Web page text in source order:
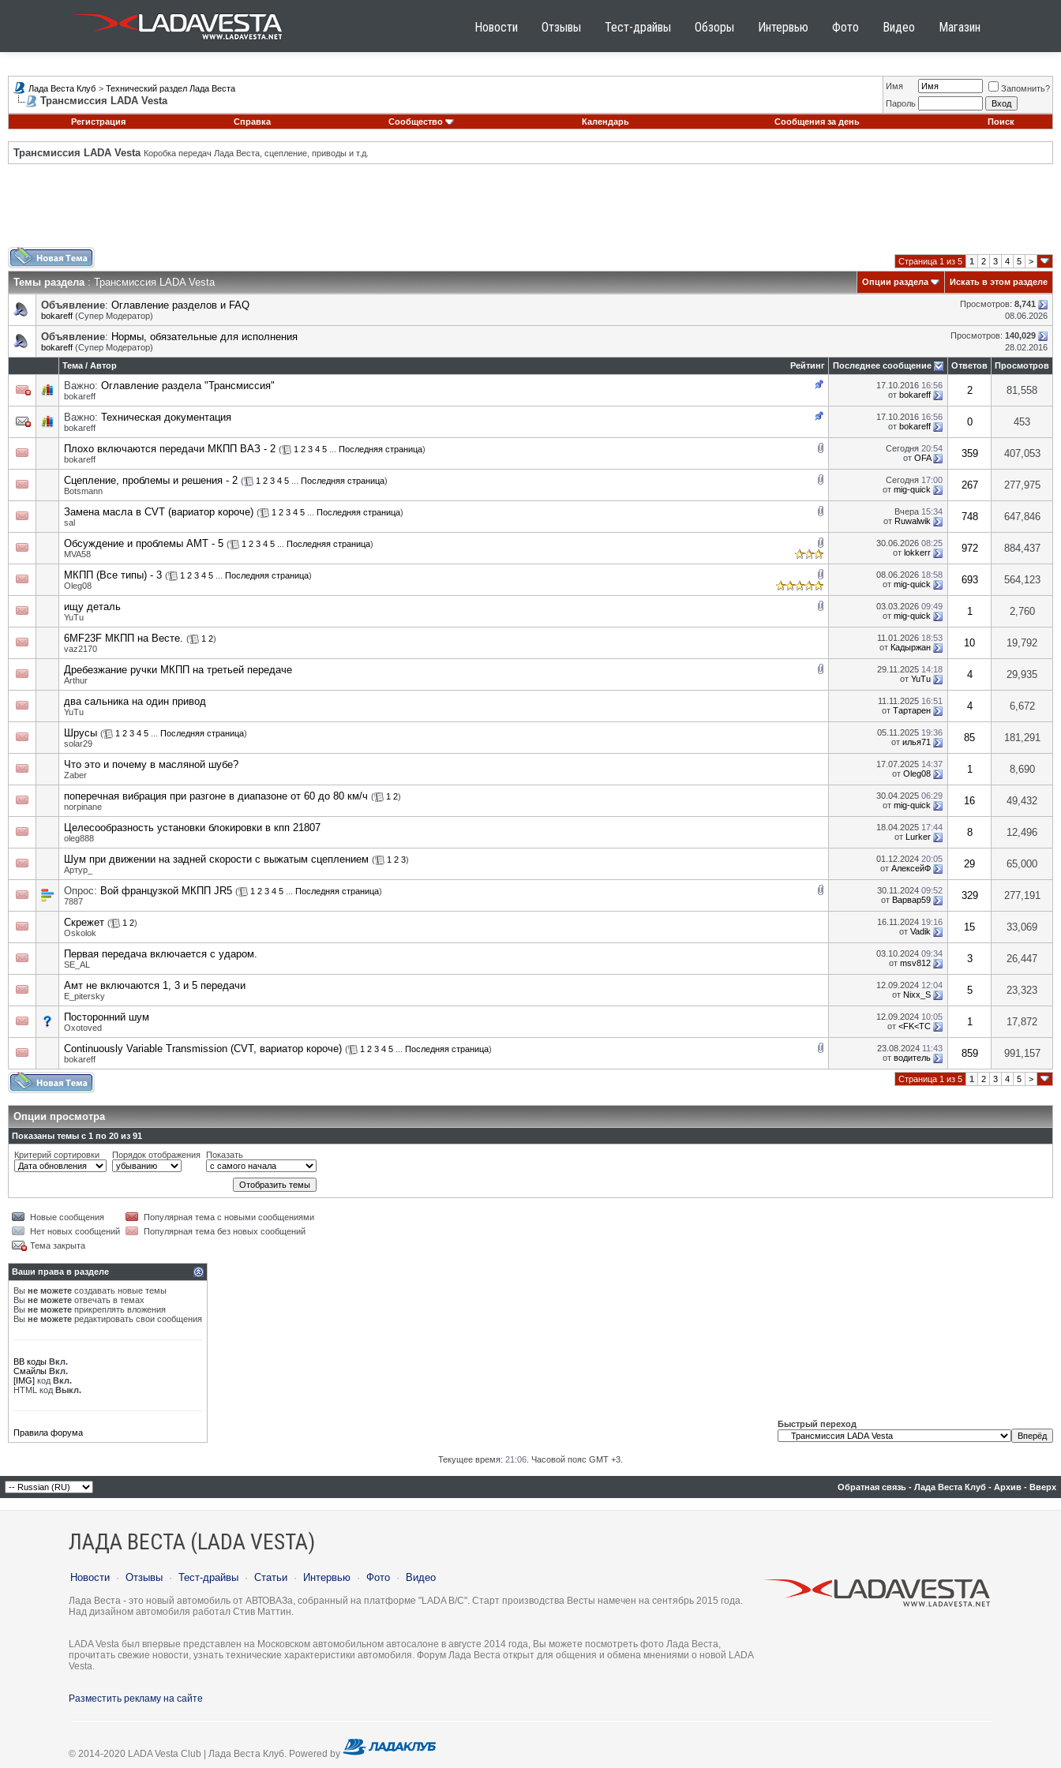
Новости Отзывы Тест-драйвы Обзоры Интервью Фото Видео Магазин
Лада Веста Клуб > Технический раздел Лада Веста
Трансмиссия LADA Vesta
Имя
Запомнить?
Пароль
Регистрация
Справка Сообщество Календарь Сообщения за день Поиск
Трансмиссия LADA Vesta Коробка передач Лада Веста, сцепление, приводы и т.д.
Страница 1 из 5 1 2 3 4 5 >
Темы раздела: Трансмиссия LADA Vesta Опции раздела Искать в этом разделе
Просмотров: 8,741
Объявление: Оглавление разделов и FAQ
08.06.2026
bokareff (Супер Модератор)
Просмотров: 140,029
Объявление: Нормы, обязательные для исполнения
28.02.2016
bokareff (Супер Модератор)
Рейтинг
Тема / Автор Последнее сообщение Ответов Просмотров
Важно: Оглавление раздела "Трансмиссия"
bokareff
17.10.2016 16:56
от bokareff 2 81,558
Важно: Техническая документация
bokareff
17.10.2016 16:56
от bokareff 0 453
Плохо включаются передачи МКПП ВАЗ - 2 ( 1 2 3 4 5 Последняя страница)
bokareff
Сегодня 20:54
от OFA 359 407,053
Сцепление, проблемы и решения - 2 ( 1 2 3 4 5 Последняя страница)
Botsmann
Сегодня 17:00
от mig-quick 267 277,975
Замена масла в CVT (вариатор короче) ( 1 2 3 4 5 Последняя страница)
sal
Вчера 15:34
от Ruwalwik 748 647,846
Обсуждение и проблемы АМТ - 5 ( 1 2 3 4 5 Последняя страница)
MVA58
30.06.2026 08:25
от lokkerr 972 884,437
МКПП (Все типы) - 3 ( 1 2 3 4 5 Последняя страница)
Oleg08
08.06.2026 18:58
от mig-quick 693 564,123
ищу деталь
YuTu
03.03.2026 09:49
от mig-quick 1 2,760
6MF23F МКПП на Весте. ( 1 2)
vaz2170
11.01.2026 18:53
от Кадыржан 10 19,792
Дребезжание ручки МКПП на третьей передаче
Arthur
29.11.2025 14:18
от YuTu 4 29,935
два сальника на один привод
YuTu
11.11.2025 16:51
от Тартарен 4 6,672
Шрусы ( 1 2 3 4 5 Последняя страница)
solar29
05.11.2025 19:36
от илья71 85 181,291
Что это и почему в масляной шубе?
Zaber
17.07.2025 14:37
от Oleg08 1 8,690
поперечная вибрация при разгоне в диапазоне от 60 до 80 км/ч ( 1 2)
norpinane
30.04.2025 06:29
от mig-quick 16 49,432
Целесообразность установки блокировки в кпп 21807
oleg888
18.04.2025 17:44
от Lurker 8 12,496
Шум при движении на задней скорости с выжатым сцеплением ( 1 2 3)
Артур_
01.12.2024 20:05
от АлексейФ 29 65,000
Опрос: Вой французкой МКПП JR5 ( 1 2 3 4 5 Последняя страница)
7887
30.11.2024 09:52
от Варвар59 329 277,191
Скрежет ( 1 2)
Oskolok
16.11.2024 19:16
от Vadik 15 33,069
Первая передача включается с ударом.
SE_AL
03.10.2024 09:34
от msv812 3 26,447
Амт не включаются 1, 3 и 5 передачи
E_pitersky
12.09.2024 12:04
от Nixx_S 5 23,323
Посторонний шум
Oxotoved
12.09.2024 10:05
от <FK<TC 1 17,872
Continuously Variable Transmission (CVT, вариатор короче) ( 1 2 3 4 5 Последняя страница)
bokareff
23.08.2024 11:43
от водитель 859 991,157
Страница 1 из 5 1 2 3 4 5 >
Опции просмотра
Показаны темы с 1 по 20 из 91
Критерий сортировки
Порядок отображения Показать
Новые сообщения
Популярная тема с новыми сообщениями
Нет новых сообщений
Популярная тема без новых сообщений
Тема закрыта
Ваши права в разделе
Вы не можете создавать новые темы
Вы не можете отвечать в темах
Вы не можете прикреплять вложения
Вы не можете редактировать свои сообщения
BB коды Вкл.
Смайлы Вкл.
[IMG] код Вкл.
HTML код Выкл.
Правила форума
Быстрый переход
Текущее время: 21:06 . Часовой пояс GMT +3.
Обратная связь - Лада Веста Клуб - Архив - Вверх
ЛАДА ВЕСТА (LADA VESTA)
Новости · Отзывы · Тест-драйвы · Статьи · Интервью · Фото · Видео
Лада Веста - это новый автомобиль от АВТОВАЗа, собранный на платформе "LADA B/C". Старт производства Весты намечен на сентябрь 2015 года.
Над дизайном автомобиля работал Стив Маттин.
LADA Vesta был впервые представлен на Московском автомобильном автосалоне в августе 2014 года, Вы можете посмотреть фото Лада Веста,
прочитать свежие новости, узнать технические характеристики автомобиля. Форум Лада Веста открыт для общения и обмена мнениями о новой LADA
Vesta.
Разместить рекламу на сайте
© 2014-2020 LADA Vesta Club | Лада Веста Клуб. Powered by